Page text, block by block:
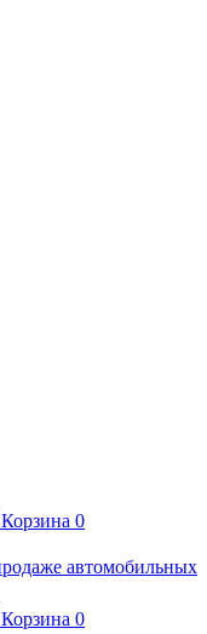
Корзина 0
Корзина 0